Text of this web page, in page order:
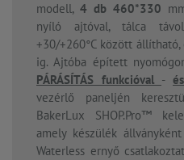
modell, 4 db 460*330
nyíló ajtóval, tálca
+30/+260°C között
ig. Ajtóba épített
PÁRÁSÍTÁS funkcióval -
vezérlő paneljén
BakerLux SHOP.Pro™
amely készülék
Waterless ernyő